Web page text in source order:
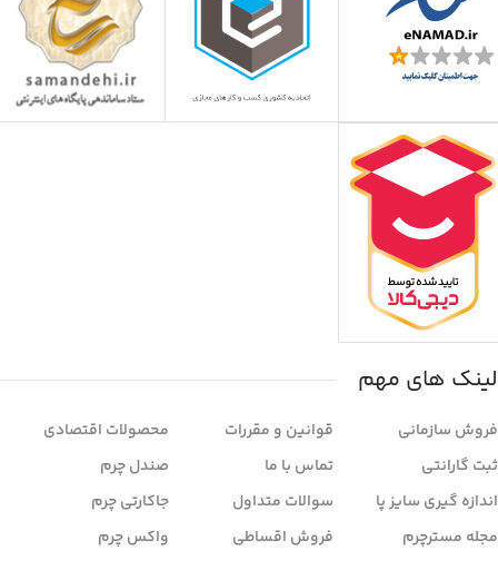
لینک های مهم
فروش سازمانی
ثبت گارانتی
اندازه گیری سایز پا
مجله مسترچرم
قوانین و مقررات
تماس با ما
سوالات متداول
فروش اقساطی
محصولات اقتصادی
صندل چرم
جاکارتی چرم
واکس چرم